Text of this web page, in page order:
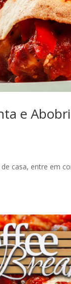
e
casa, entre em